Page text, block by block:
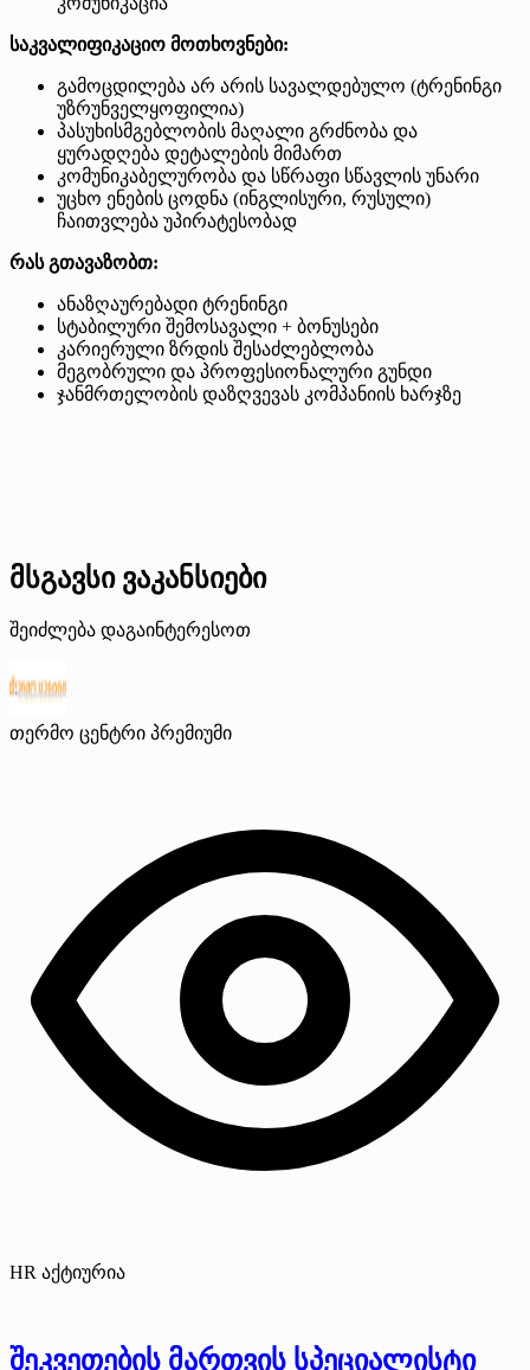
საკვალიფიკაციო მოთხოვნები:
გამოცდილება არ არის სავალდებულო (ტრენინგი
უზრუნველყოფილია)
პასუხისმგებლობის მაღალი გრძნობა და
ყურადღება დეტალების მიმართ
კომუნიკაბელურობა და სწრაფი სწავლის უნარი
უცხო ენების ცოდნა (ინგლისური, რუსული)
ჩაითვლება უპირატესობად
რას გთავაზობთ:
ანაზღაურებადი ტრენინგი
სტაბილური შემოსავალი + ბონუსები
კარიერული ზრდის შესაძლებლობა
მეგობრული და პროფესიონალური გუნდი
ჯანმრთელობის დაზღვევას კომპანიის ხარჯზე
მსგავსი ვაკანსიები
შეიძლება დაგაინტერესოთ
თერმო ცენტრი პრემიუმი
HR აქტიურია
შეკვეთების მართვის სპეციალისტი